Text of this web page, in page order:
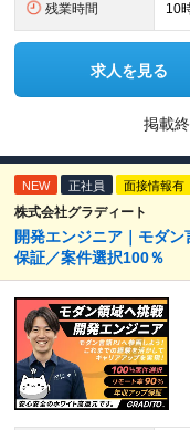
残業時間 10
求人を見る
掲載
NEW 正社員 面接情報有
株式会社グラディート
開発エンジニア｜モダ
保証／案件選択100％